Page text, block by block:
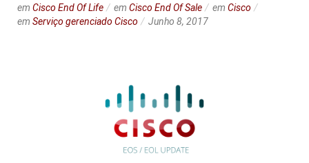
em Cisco End Of Life em Cisco End Of Sale em Cisco
em Serviço gerenciado Cisco Junho 8, 2017